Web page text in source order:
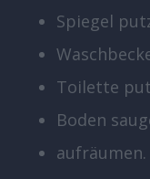
Spiegel
Toilette
Boden
aufräumen.